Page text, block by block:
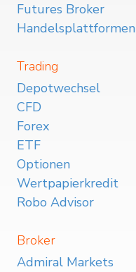
Futures Broker
Handelsplattformen
Trading
Depotwechsel
CFD
Forex
ETF
Optionen
Wertpapierkredit
Robo Advisor
Broker
Admiral Markets